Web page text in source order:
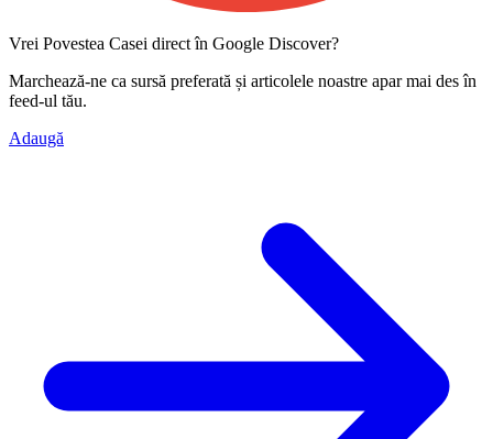
Vrei Povestea Casei direct în Google Discover?
Marchează-ne ca sursă preferată și articolele noastre apar mai des în
feed-ul tău.
Adaugă